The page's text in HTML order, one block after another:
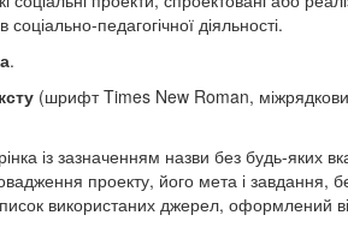
педагогічної діяльності.
.
(шрифт Times New Roman,
із зазначенням назви без будь-яких
проекту, його мета і завдання,
використаних джерел,